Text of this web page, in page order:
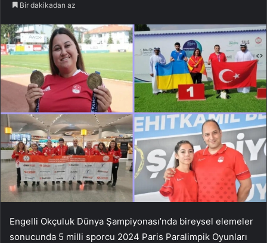
Bir dakikadan az
Engelli Okçuluk Dünya Şampiyonası’nda bireysel elemeler
sonucunda 5 milli sporcu 2024 Paris Paralimpik Oyunları